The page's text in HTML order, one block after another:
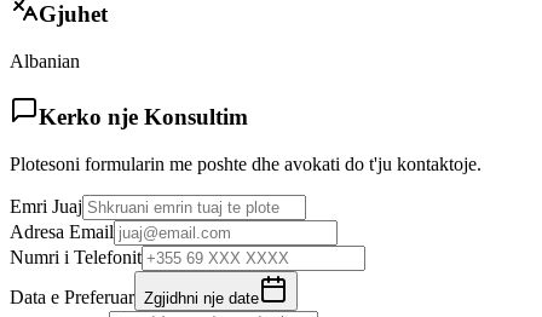
Gjuhet
Albanian
Kerko nje Konsultim
Plotesoni formularin me poshte dhe avokati do t'ju kontaktoje.
Emri Juaj
Adresa Email
Numri i Telefonit
Data e Preferuar Zgjidhni nje date